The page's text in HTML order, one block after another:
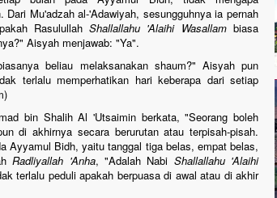
Mu'adzah al-'Adawiyah, sesungguhnya ia pernah
RasulullahShallallahu 'Alaihi Wasallambiasa
Aisyah menjawab: "Ya".
beliau melaksanakan shaum?" Aisyah pun
terlalu memperhatikan hari keberapa dari setiap
bin Shalih Al 'Utsaimin berkata, "Seorang boleh
di akhirnya secara berurutan atau terpisah-pisah.
Ayyamul Bidh, yaitu tanggal tiga belas, empat belas,
Radliyallah 'Anha, "Adalah Nabi Shallallahu 'Alaihi
terlalu peduli apakah berpuasa di awal atau di akhir